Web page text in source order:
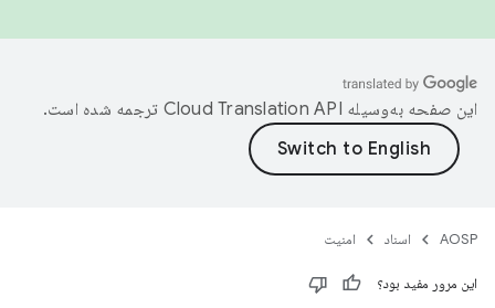
این صفحه به‌وسیله ترجمه شده است.
AOSP اسناد امنیت
این مرور مفید بود؟